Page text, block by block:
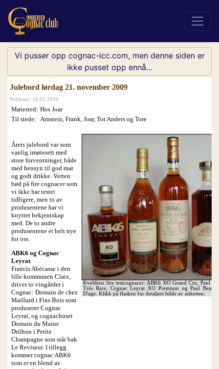
Vi pusser opp cognac-icc.com, men denne siden er
ikke pusset opp ennå...